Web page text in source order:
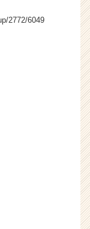
2772/6049